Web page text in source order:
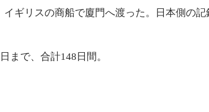
ギリスの商船で廈門へ渡った。日本側の
まで、合計148日間。